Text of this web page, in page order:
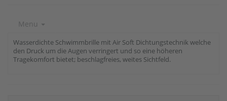
Menu
Wasserdichte Schwimmbrille mit Air Soft Dichtungstechnik welche
den Druck um die Augen verringert und so eine höheren
Tragekomfort bietet; beschlagfreies, weites Sichtfeld.